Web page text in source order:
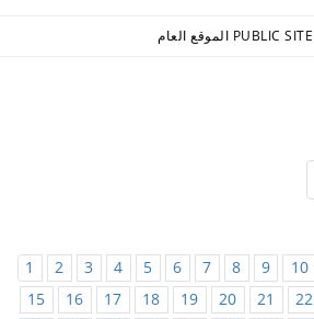
PUBLIC SITE الموقع العام
1 2 3 4 5 6 7 8 9 10
15
16 17 18 19 20 21 22